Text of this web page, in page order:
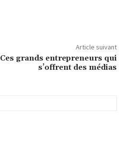
Article suivant
Ces grands entrepreneurs qui
s’offrent des médias